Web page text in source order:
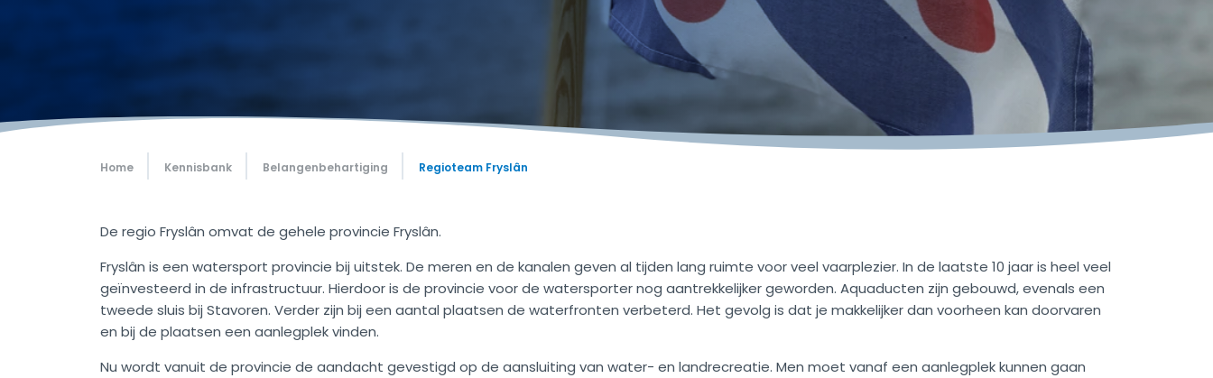
Home Kennisbank Belangenbehartiging Regioteam Fryslân
De regio Fryslân omvat de gehele provincie Fryslân.
Fryslân is een watersport provincie bij uitstek. De meren en de kanalen geven al tijden lang ruimte voor veel vaarplezier. In de laatste 10 jaar is heel veel
geïnvesteerd in de infrastructuur. Hierdoor is de provincie voor de watersporter nog aantrekkelijker geworden. Aquaducten zijn gebouwd, evenals een
tweede sluis bij Stavoren. Verder zijn bij een aantal plaatsen de waterfronten verbeterd. Het gevolg is dat je makkelijker dan voorheen kan doorvaren
en bij de plaatsen een aanlegplek vinden.
Nu wordt vanuit de provincie de aandacht gevestigd op de aansluiting van water- en landrecreatie. Men moet vanaf een aanlegplek kunnen gaan